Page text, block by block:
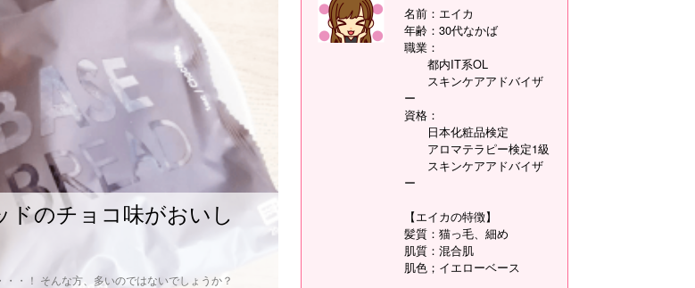
ドのチョコ味がおいし
・！ そんな方、多いのではないでしょうか？
名前：エイカ
年齢：30代なかば
職業：
都内IT系OL
スキンケアアドバイザ
ー
資格：
日本化粧品検定
アロマテラピー検定1級
スキンケアアドバイザ
ー
【エイカの特徴】
髪質：猫っ毛、細め
肌質：混合肌
肌色；イエローベース